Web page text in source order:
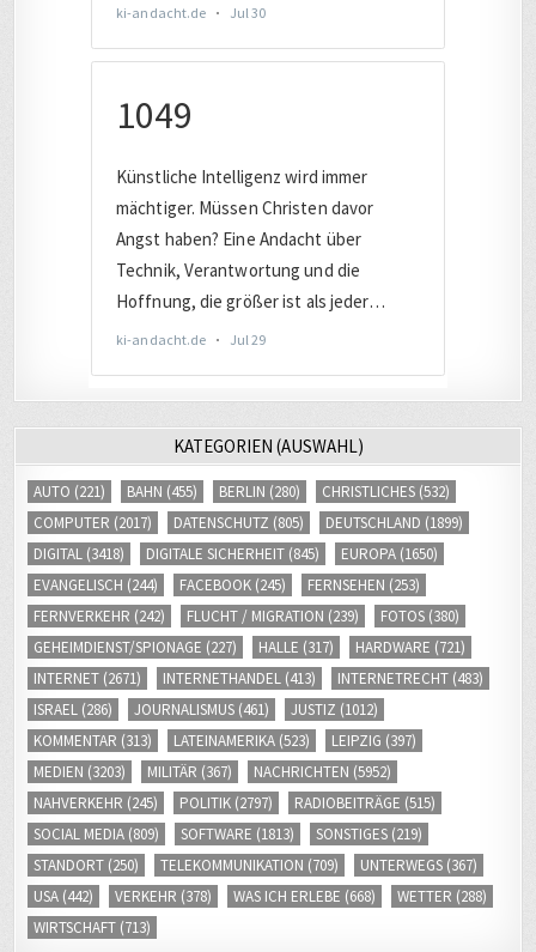
KATEGORIEN (AUSWAHL)
AUTO (221) BAHN (455) BERLIN (280) CHRISTLICHES (532)
COMPUTER (2017) DATENSCHUTZ (805) DEUTSCHLAND (1899)
DIGITAL (3418) DIGITALE SICHERHEIT (845) EUROPA (1650)
EVANGELISCH (244) FACEBOOK (245) FERNSEHEN (253)
FERNVERKEHR (242) FLUCHT / MIGRATION (239) FOTOS (380)
GEHEIMDIENST/SPIONAGE (227) HALLE (317) HARDWARE (721)
INTERNET (2671) INTERNETHANDEL (413) INTERNETRECHT (483)
ISRAEL (286) JOURNALISMUS (461) JUSTIZ (1012)
KOMMENTAR (313) LATEINAMERIKA (523) LEIPZIG (397)
MEDIEN (3203) MILITÄR (367) NACHRICHTEN (5952)
NAHVERKEHR (245) POLITIK (2797) RADIOBEITRÄGE (515)
SOCIAL MEDIA (809) SOFTWARE (1813) SONSTIGES (219)
STANDORT (250) TELEKOMMUNIKATION (709) UNTERWEGS (367)
USA (442) VERKEHR (378) WAS ICH ERLEBE (668) WETTER (288)
WIRTSCHAFT (713)